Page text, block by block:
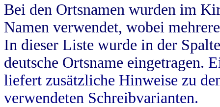
Bei den Ortsnamen wurden im
Namen verwendet, wobei
In dieser Liste wurde in der
deutsche Ortsname eingetragen.
liefert zusätzliche Hinweise zu
verwendeten Schreibvarianten.